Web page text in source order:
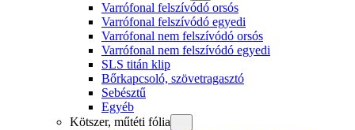
Varrófonal felszívódó orsós
Varrófonal felszívódó egyedi
Varrófonal nem felszívódó orsós
Varrófonal nem felszívódó egyedi
SLS titán klip
Bőrkapcsoló, szövetragasztó
Sebésztű
Egyéb
Kötszer, műtéti fólia